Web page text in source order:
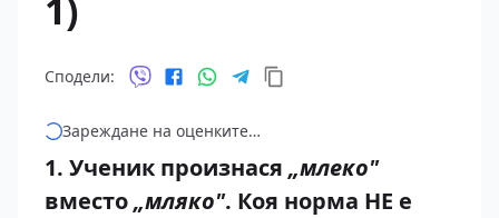
Сподели:
Зареждане на оценките…
1. Ученик произнася „млеко"
вместо„мляко". Коя норма НЕ е